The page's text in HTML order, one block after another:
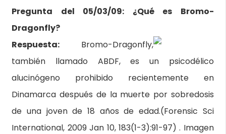
Pregunta del 05/03/09: ¿Qué es Bromo-
Dragonfly?
Respuesta: Bromo-Dragonfly,
también llamado ABDF, es un psicodélico
alucinógeno prohibido recientemente en
Dinamarca después de la muerte por sobredosis
de una joven de 18 años de edad.(Forensic Sci
International, 2009 Jan 10, 183(1-3):91-97) . Imagen